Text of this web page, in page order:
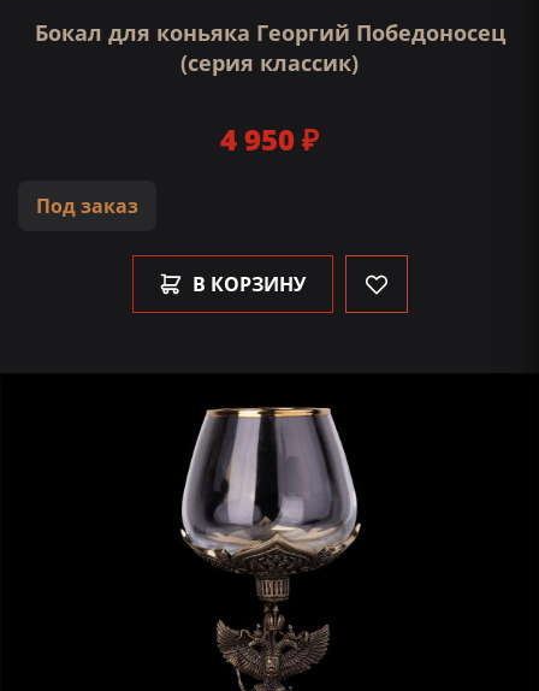
Бокал для коньяка Георгий Победоносец
(серия классик)
Под заказ
4 950 ₽
В КОРЗИНУ